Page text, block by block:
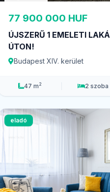
77 900 000 HUF
ÚJSZERŰ 1 EMELETI
ÚTON!
Budapest XIV. kerület
47 m2 2 szoba
eladó